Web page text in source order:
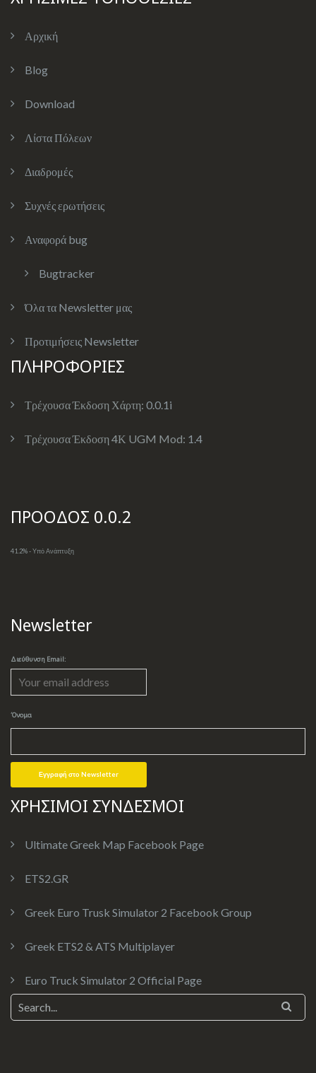
Αρχική
Blog
Download
Λίστα Πόλεων
Διαδρομές
Συχνές ερωτήσεις
Αναφορά bug
Bugtracker
Όλα τα Newsletter μας
Προτιμήσεις Newsletter
ΠΛΗΡΟΦΟΡΙΕΣ
Τρέχουσα Έκδοση Χάρτη: 0.0.1i
Τρέχουσα Έκδοση 4Κ UGM Mod: 1.4
ΠΡΟΟΔΟΣ 0.0.2
41.2% - Υπό Ανάπτυξη
Newsletter
Διεύθυνση Email:
Όνομα
ΧΡΗΣΙΜΟΙ ΣΥΝΔΕΣΜΟΙ
Ultimate Greek Map Facebook Page
ETS2.GR
Greek Euro Trusk Simulator 2 Facebook Group
Greek ETS2 & ATS Multiplayer
Euro Truck Simulator 2 Official Page